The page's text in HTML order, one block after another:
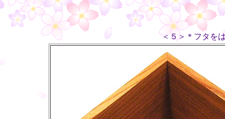
＜５＞＊フタを